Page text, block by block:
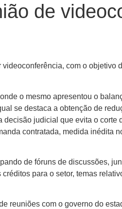
de
com o
o mesmo apresentou o
se destaca a obtenção de
judicial que evita o
contratada, medida inédita
de fóruns de discussões,
para o setor, temas
reuniões com o governo do